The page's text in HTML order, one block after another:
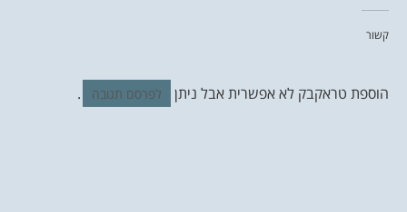
קשור
הוספת טראקבק לא אפשרית אבל ניתן לפרסם תגובה .